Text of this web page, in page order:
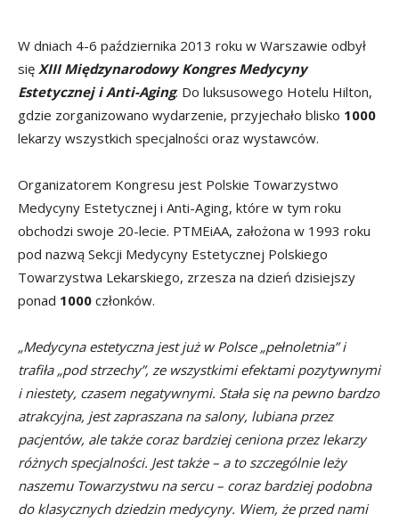
W dniach 4-6 października 2013 roku w Warszawie odbył
się XIII Międzynarodowy Kongres Medycyny
Estetycznej i Anti-Aging. Do luksusowego Hotelu Hilton,
gdzie zorganizowano wydarzenie, przyjechało blisko 1000
lekarzy wszystkich specjalności oraz wystawców.
Organizatorem Kongresu jest Polskie Towarzystwo
Medycyny Estetycznej i Anti-Aging, które w tym roku
obchodzi swoje 20-lecie. PTMEiAA, założona w 1993 roku
pod nazwą Sekcji Medycyny Estetycznej Polskiego
Towarzystwa Lekarskiego, zrzesza na dzień dzisiejszy
ponad 1000 członków.
„Medycyna estetyczna jest już w Polsce „pełnoletnia” i
trafiła „pod strzechy”, ze wszystkimi efektami pozytywnymi
i niestety, czasem negatywnymi. Stała się na pewno bardzo
atrakcyjna, jest zapraszana na salony, lubiana przez
pacjentów, ale także coraz bardziej ceniona przez lekarzy
różnych specjalności. Jest także – a to szczególnie leży
naszemu Towarzystwu na sercu – coraz bardziej podobna
do klasycznych dziedzin medycyny. Wiem, że przed nami